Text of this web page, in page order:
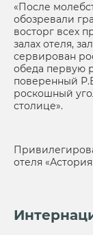
«После
обозревали
восторг всех
залах отеля,
сервирован
обеда первую
поверенный
роскошный
столице».
отеля